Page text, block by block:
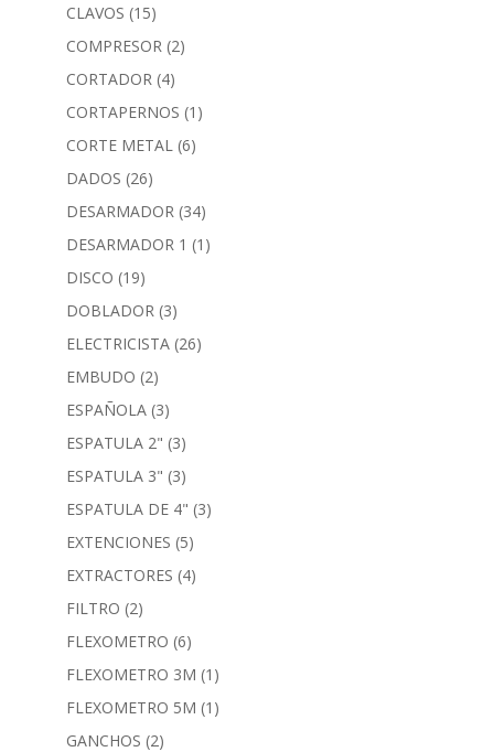
CLAVOS (15)
COMPRESOR (2)
CORTADOR (4)
CORTAPERNOS (1)
CORTE METAL (6)
DADOS (26)
DESARMADOR (34)
DESARMADOR 1 (1)
DISCO (19)
DOBLADOR (3)
ELECTRICISTA (26)
EMBUDO (2)
ESPAÑOLA (3)
ESPATULA 2" (3)
ESPATULA 3" (3)
ESPATULA DE 4" (3)
EXTENCIONES (5)
EXTRACTORES (4)
FILTRO (2)
FLEXOMETRO (6)
FLEXOMETRO 3M (1)
FLEXOMETRO 5M (1)
GANCHOS (2)